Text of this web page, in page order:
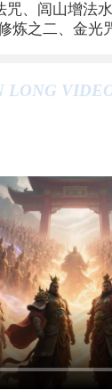
咒、闾山增法
炼之二、金光
LONG